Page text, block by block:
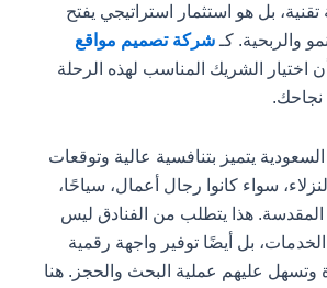
بل هو استثمار استراتيجي يفتح
والربحية. كـشركة تصميم مواقع
اختيار الشريك المناسب لهذه الرحلة
يتميز بتنافسية عالية وتوقعات
سواء كانوا رجال أعمال، سياحًا،
المقدسة. هذا يتطلب من الفنادق ليس
بل أيضًا توفير واجهة رقمية
عليهم عملية البحث والحجز. هنا